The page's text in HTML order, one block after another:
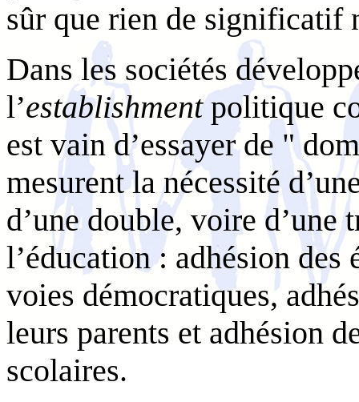
sûr que rien de significatif
Dans les sociétés
l’establishmentpolitique
est vain d’essayer de "
mesurent la nécessité
d’une double, voire
l’éducation : adhésion des
voies démocratiques,
leurs parents et adhésion
scolaires.